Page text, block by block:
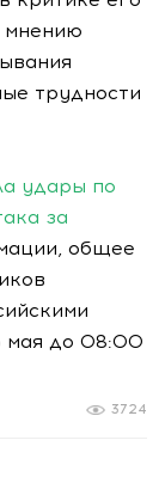
мнению
трудности
удары по
за
общее
мая до 08:00
3724